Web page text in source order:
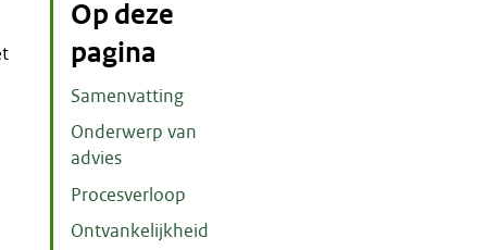
Op deze
pagina
Samenvatting
Onderwerp van
advies
Procesverloop
Ontvankelijkheid